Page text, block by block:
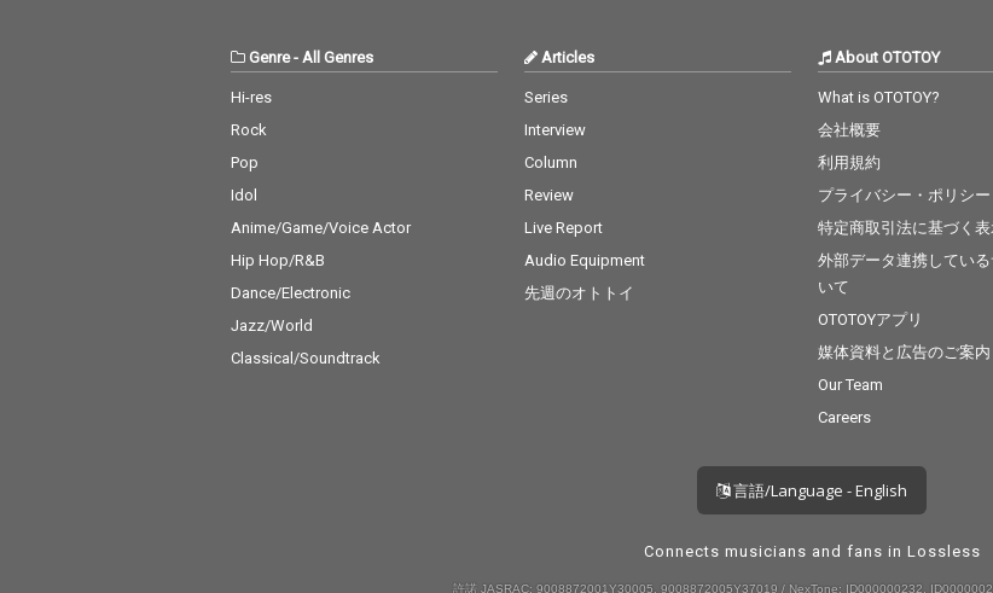
Genre- All Genres
Hi-res
Rock
Pop
Idol
Anime/Game/Voice Actor
Hip Hop/R&B
Dance/Electronic
Jazz/World
Classical/Soundtrack
Articles
Series
Interview
Column
Review
Live Report
Audio Equipment
先週のオトトイ
About OTOTOY
What is OTOTOY?
会社概要
利用規約
プライバシー・ポリシー
特定商取引法に基づく
外部データ連携してい
いて
OTOTOYアプリ
媒体資料と広告のご案内
Our Team
Careers
言語/Language - English
Connects musicians and fans in Lossless
許諾 JASRAC: 9008872001Y30005, 9008872005Y37019 / NexTone: ID000000232,